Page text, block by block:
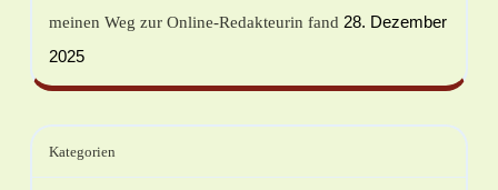
meinen Weg zur Online-Redakteurin fand 28. Dezember
2025
Kategorien